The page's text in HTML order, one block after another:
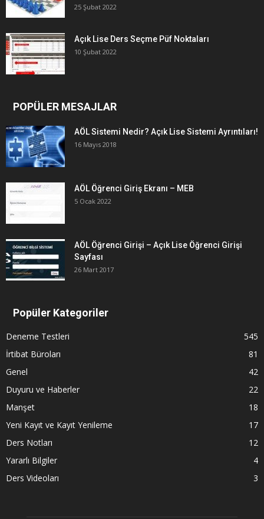
25 Şubat 2022
Açık Lise Ders Seçme Püf Noktaları
10 Şubat 2022
POPÜLER MESAJLAR
AÖL Sistemi Nedir? Açık Lise Sistemi Ayrıntıları!
16 Mayıs 2018
AÖL Öğrenci Giriş Ekranı – MEB
5 Ocak 2022
AÖL Öğrenci Girişi – Açık Lise Öğrenci Girişi
Sayfası
26 Mart 2017
Popüler Kategoriler
Deneme Testleri
545
İrtibat Büroları
81
Genel
42
Duyuru ve Haberler
22
Manşet
18
Yeni Kayıt ve Kayıt Yenileme
17
Ders Notları
12
Yararlı Bilgiler
4
Ders Videoları
3